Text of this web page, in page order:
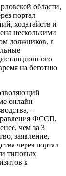
области,
портал
ходатайств и
несколькими
должников, в
на беготню
онлайн
–
ФССП.
чем за 3
заявление,
через портал
типовых
к